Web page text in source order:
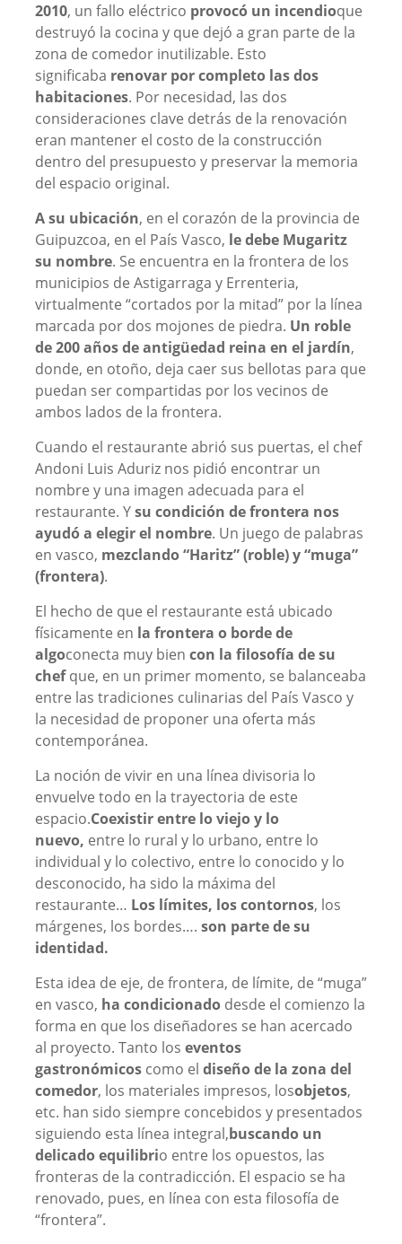
2010, un fallo eléctrico provocó un incendioque
destruyó la cocina y que dejó a gran parte de la
zona de comedor inutilizable. Esto
significaba renovar por completo las dos
habitaciones. Por necesidad, las dos
consideraciones clave detrás de la renovación
eran mantener el costo de la construcción
dentro del presupuesto y preservar la memoria
del espacio original.
A su ubicación, en el corazón de la provincia de
Guipuzcoa, en el País Vasco, le debe Mugaritz
su nombre. Se encuentra en la frontera de los
municipios de Astigarraga y Errenteria,
virtualmente “cortados por la mitad” por la línea
marcada por dos mojones de piedra. Un roble
de 200 años de antigüedad reina en el jardín,
donde, en otoño, deja caer sus bellotas para que
puedan ser compartidas por los vecinos de
ambos lados de la frontera.
Cuando el restaurante abrió sus puertas, el chef
Andoni Luis Aduriz nos pidió encontrar un
nombre y una imagen adecuada para el
restaurante. Ysu condición de frontera nos
ayudó a elegir el nombre. Un juego de palabras
en vasco, mezclando “Haritz” (roble) y “muga”
(frontera).
El hecho de que el restaurante está ubicado
físicamente en la frontera o borde de
algoconecta muy bien con la filosofía de su
chefque, en un primer momento, se balanceaba
entre las tradiciones culinarias del País Vasco y
la necesidad de proponer una oferta más
contemporánea.
La noción de vivir en una línea divisoria lo
envuelve todo en la trayectoria de este
espacio.Coexistir entre lo viejo y lo
nuevo, entre lo rural y lo urbano, entre lo
individual y lo colectivo, entre lo conocido y lo
desconocido, ha sido la máxima del
restaurante… Los límites, los contornos, los
márgenes, los bordes…. son parte de su
identidad.
Esta idea de eje, de frontera, de límite, de “muga”
en vasco, ha condicionadodesde el comienzo la
forma en que los diseñadores se han acercado
al proyecto. Tanto los eventos
gastronómicoscomo el diseño de la zona del
comedor, los materiales impresos, losobjetos,
etc. han sido siempre concebidos y presentados
siguiendo esta línea integral,buscando un
delicado equilibrio entre los opuestos, las
fronteras de la contradicción. El espacio se ha
renovado, pues, en línea con esta filosofía de
“frontera”.